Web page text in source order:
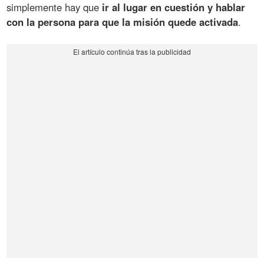
simplemente hay que ir al lugar en cuestión y hablar
con la persona para que la misión quede activada.